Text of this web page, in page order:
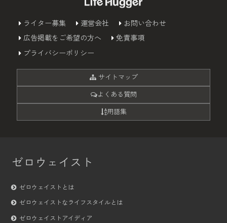
ライター募集 運営会社
お問い合わせ
広告掲載をご希望の方へ
免責事項
プライバシーポリシー
サイトマップ
よくある質問
用語集
ゼロウェイスト
ゼロウェイストとは
ゼロウェイストなライフスタイルとは
ゼロウェイストアイディア